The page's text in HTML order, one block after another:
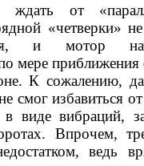
ждать от
«четверки»
и мотор
мере приближения
К сожалению,
смог избавиться
в виде вибраций,
Впрочем,
ведь